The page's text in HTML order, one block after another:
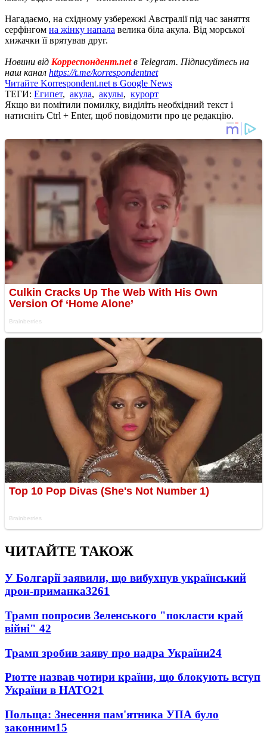
Нагадаємо, на східному узбережжі Австралії під час заняття
серфінгом на жінку напала велика біла акула. Від морської
хижачки її врятував друг.
Новини від Корреспондент.netв Telegram. Підписуйтесь на
наш канал https://t.me/korrespondentnet
Читайте Korrespondent.net в Google News
ТЕГИ: Египет, акула, акулы, курорт
Якщо ви помітили помилку, виділіть необхідний текст і
натисніть Ctrl + Enter, щоб повідомити про це редакцію.
ЧИТАЙТЕ ТАКОЖ
У Болгарії заявили, що вибухнув український
дрон-приманка3261
Трамп попросив Зеленського "покласти край
війні" 42
Трамп зробив заяву про надра України24
Рютте назвав чотири країни, що блокують вступ
України в НАТО21
Польща: Знесення пам'ятника УПА було
законним15